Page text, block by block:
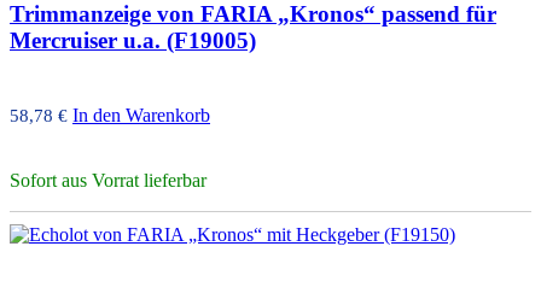
Trimmanzeige von FARIA „Kronos“ passend für
Mercruiser u.a. (F19005)
58,78 € In den Warenkorb
Sofort aus Vorrat lieferbar